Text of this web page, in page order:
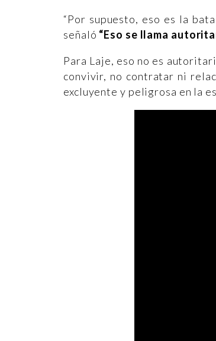
“Por supuesto, eso es la
señaló “Eso se llama
Para Laje, eso no es
convivir, no contratar ni
excluyente y peligrosa en la